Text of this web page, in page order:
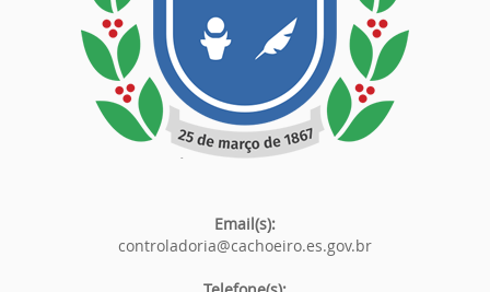
Email(s):
controladoria@cachoeiro.es.gov.br